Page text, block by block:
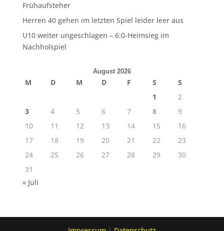
Frühaufsteher
Herren 40 gehen im letzten Spiel leider leer aus
U10 weiter ungeschlagen – 6:0-Heimsieg im
Nachholspiel
August 2026
M D M D F S
S
1
2
3
4 5 6 7 8
9
10
11 12 13 14 15
16
17
18 19 20 21 22
23
24
25 26 27 28 29
30
31
« Juli